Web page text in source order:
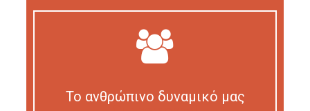
Το ανθρώπινο δυναμικό μας